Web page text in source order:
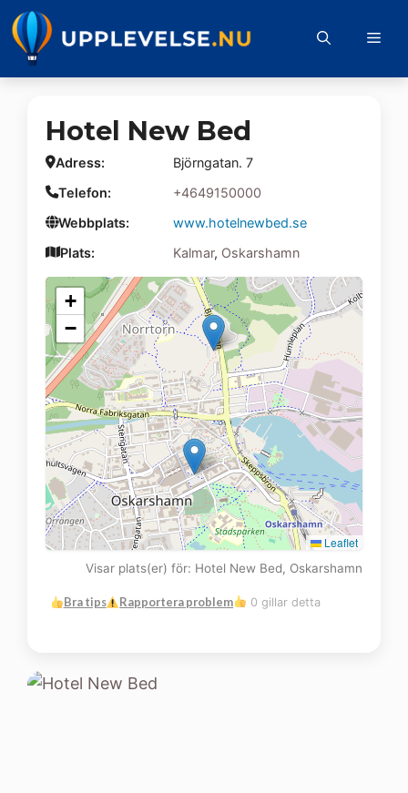
Hoppa
till
innehåll
Hotel New Bed
Adress:
Björngatan. 7
Telefon:
+4649150000
Webbplats:
www.hotelnewbed.se
Plats:
Kalmar, Oskarshamn
+
−
Leaflet
Visar plats(er) för: Hotel New Bed, Oskarshamn
Bra tips Rapportera problem 0 gillar detta